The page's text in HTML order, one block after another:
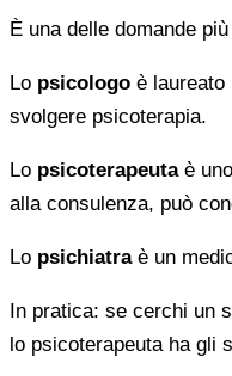
È una delle domande
Lo psicologo è laureato
svolgere psicoterapia.
Lo psicoterapeutaè
alla consulenza, può
Lo psichiatraè un
In pratica: se cerchi un
lo psicoterapeuta ha gli